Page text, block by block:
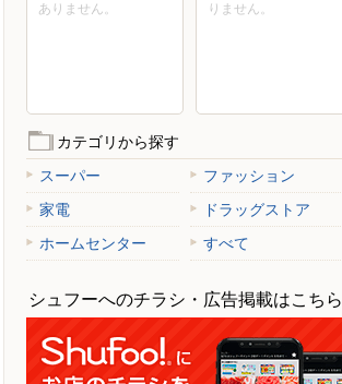
ありません。
りません。
カテゴリから探す
スーパー
ファッション
家電
ドラッグストア
ホームセンター
すべて
シュフーへのチラシ・広告掲載はこちら